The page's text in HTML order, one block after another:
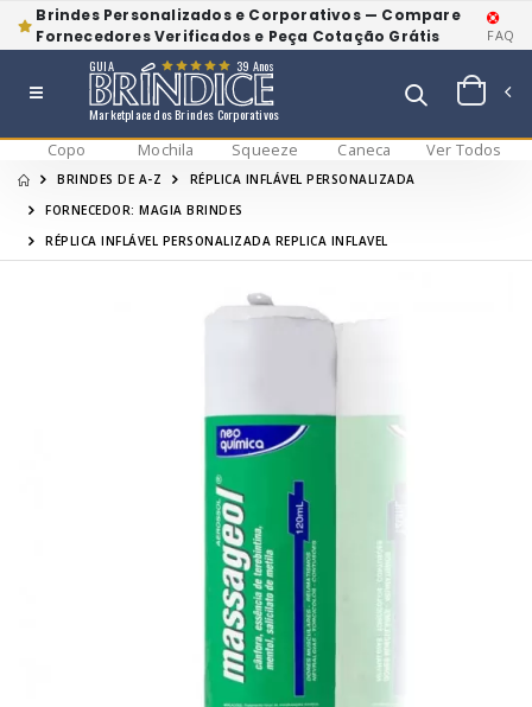
Brindes Personalizados e Corporativos — Compare
Fornecedores Verificados e Peça Cotação Grátis
FAQ
Marketplace dos Brindes Corporativos
GUIA 39 Anos
Copo Mochila Squeeze Caneca Ver Todos
BRINDES DE A-Z
RÉPLICA INFLÁVEL PERSONALIZADA
FORNECEDOR: MAGIA BRINDES
RÉPLICA INFLÁVEL PERSONALIZADA REPLICA INFLAVEL